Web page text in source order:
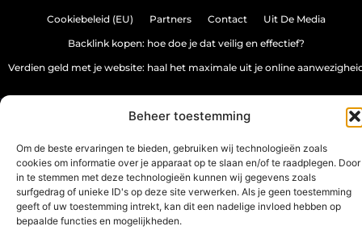
Beheer toestemming
Om de beste ervaringen te bieden, gebruiken wij technologieën zoals
cookies om informatie over je apparaat op te slaan en/of te raadplegen. Door
in te stemmen met deze technologieën kunnen wij gegevens zoals
surfgedrag of unieke ID's op deze site verwerken. Als je geen toestemming
geeft of uw toestemming intrekt, kan dit een nadelige invloed hebben op
bepaalde functies en mogelijkheden.
Cookiebeleid (EU) Partners Contact Uit De Media
Backlink kopen: hoe doe je dat veilig en effectief?
Verdien geld met je website: haal het maximale uit je online
All Rights Reserved © 2025
www.source-promo.nl.